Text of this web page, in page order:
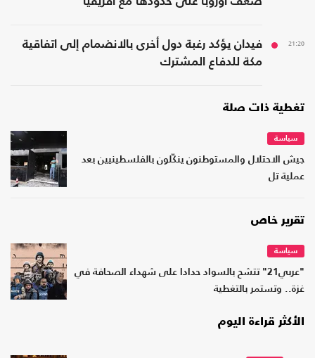
21:20
فيدان يؤكد رغبة دول أخرى بالانضمام إلى اتفاقية
مكة للدفاع المشترك
تغطية ذات صلة
سياسة
جيش الاحتلال والمستوطنون ينكّلون بالفلسطينيين بعد
عملية تل
تقرير خاص
سياسة
"عربي21" تتشح بالسواد حدادا على شهداء الصحافة في
غزة.. وتستمر بالتغطية
الأكثر قراءة اليوم